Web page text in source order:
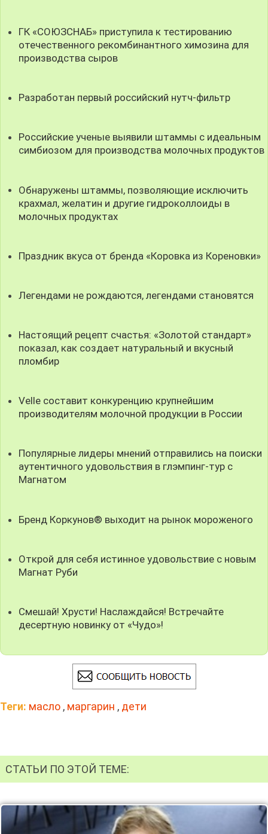
ГК «СОЮЗСНАБ» приступила к тестированию
отечественного рекомбинантного химозина для
производства сыров
Разработан первый российский нутч-фильтр
Российские ученые выявили штаммы с идеальным
симбиозом для производства молочных продуктов
Обнаружены штаммы, позволяющие исключить
крахмал, желатин и другие гидроколлоиды в
молочных продуктах
Праздник вкуса от бренда «Коровка из Кореновки»
Легендами не рождаются, легендами становятся
Настоящий рецепт счастья: «Золотой стандарт»
показал, как создает натуральный и вкусный
пломбир
Velle составит конкуренцию крупнейшим
производителям молочной продукции в России
Популярные лидеры мнений отправились на поиски
аутентичного удовольствия в глэмпинг-тур с
Магнатом
Бренд Коркунов® выходит на рынок мороженого
Открой для себя истинное удовольствие с новым
Магнат Руби
Смешай! Хрусти! Наслаждайся! Встречайте
десертную новинку от «Чудо»!
Теги: масло , маргарин , дети
СТАТЬИ ПО ЭТОЙ ТЕМЕ: